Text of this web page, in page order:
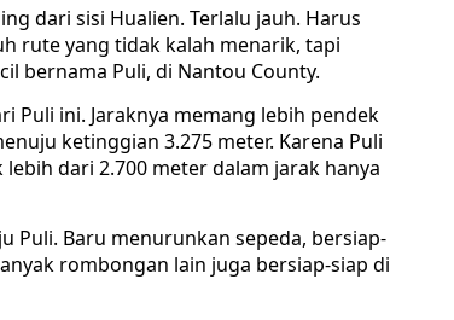
dari sisi Hualien. Terlalu jauh. Harus
rute yang tidak kalah menarik, tapi
bernama Puli, di Nantou County.
Puli ini. Jaraknya memang lebih pendek
ketinggian 3.275 meter. Karena Puli
dari 2.700 meter dalam jarak hanya
Puli. Baru menurunkan sepeda, bersiap-
rombongan lain juga bersiap-siap di